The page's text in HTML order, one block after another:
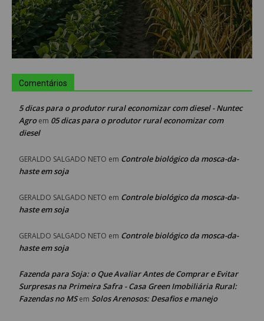
Comentários
5 dicas para o produtor rural economizar com diesel - Nuntec
Agroem 05 dicas para o produtor rural economizar com
diesel
GERALDO SALGADO NETO em Controle biológico da mosca-da-
haste em soja
GERALDO SALGADO NETO em Controle biológico da mosca-da-
haste em soja
GERALDO SALGADO NETO em Controle biológico da mosca-da-
haste em soja
Fazenda para Soja: o Que Avaliar Antes de Comprar e Evitar
Surpresas na Primeira Safra - Casa Green Imobiliária Rural:
Fazendas no MSem Solos Arenosos: Desafios e manejo